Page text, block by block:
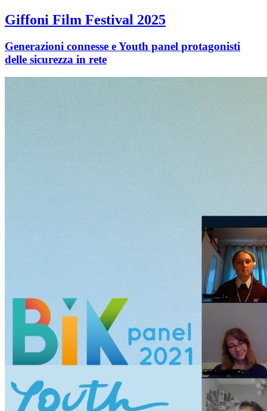
Giffoni Film Festival 2025
Generazioni connesse e Youth panel protagonisti
delle sicurezza in rete